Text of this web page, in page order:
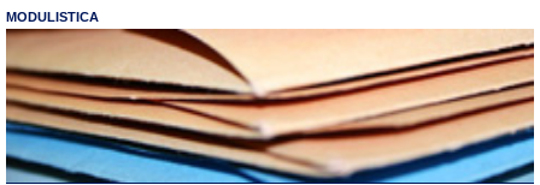
MODULISTICA